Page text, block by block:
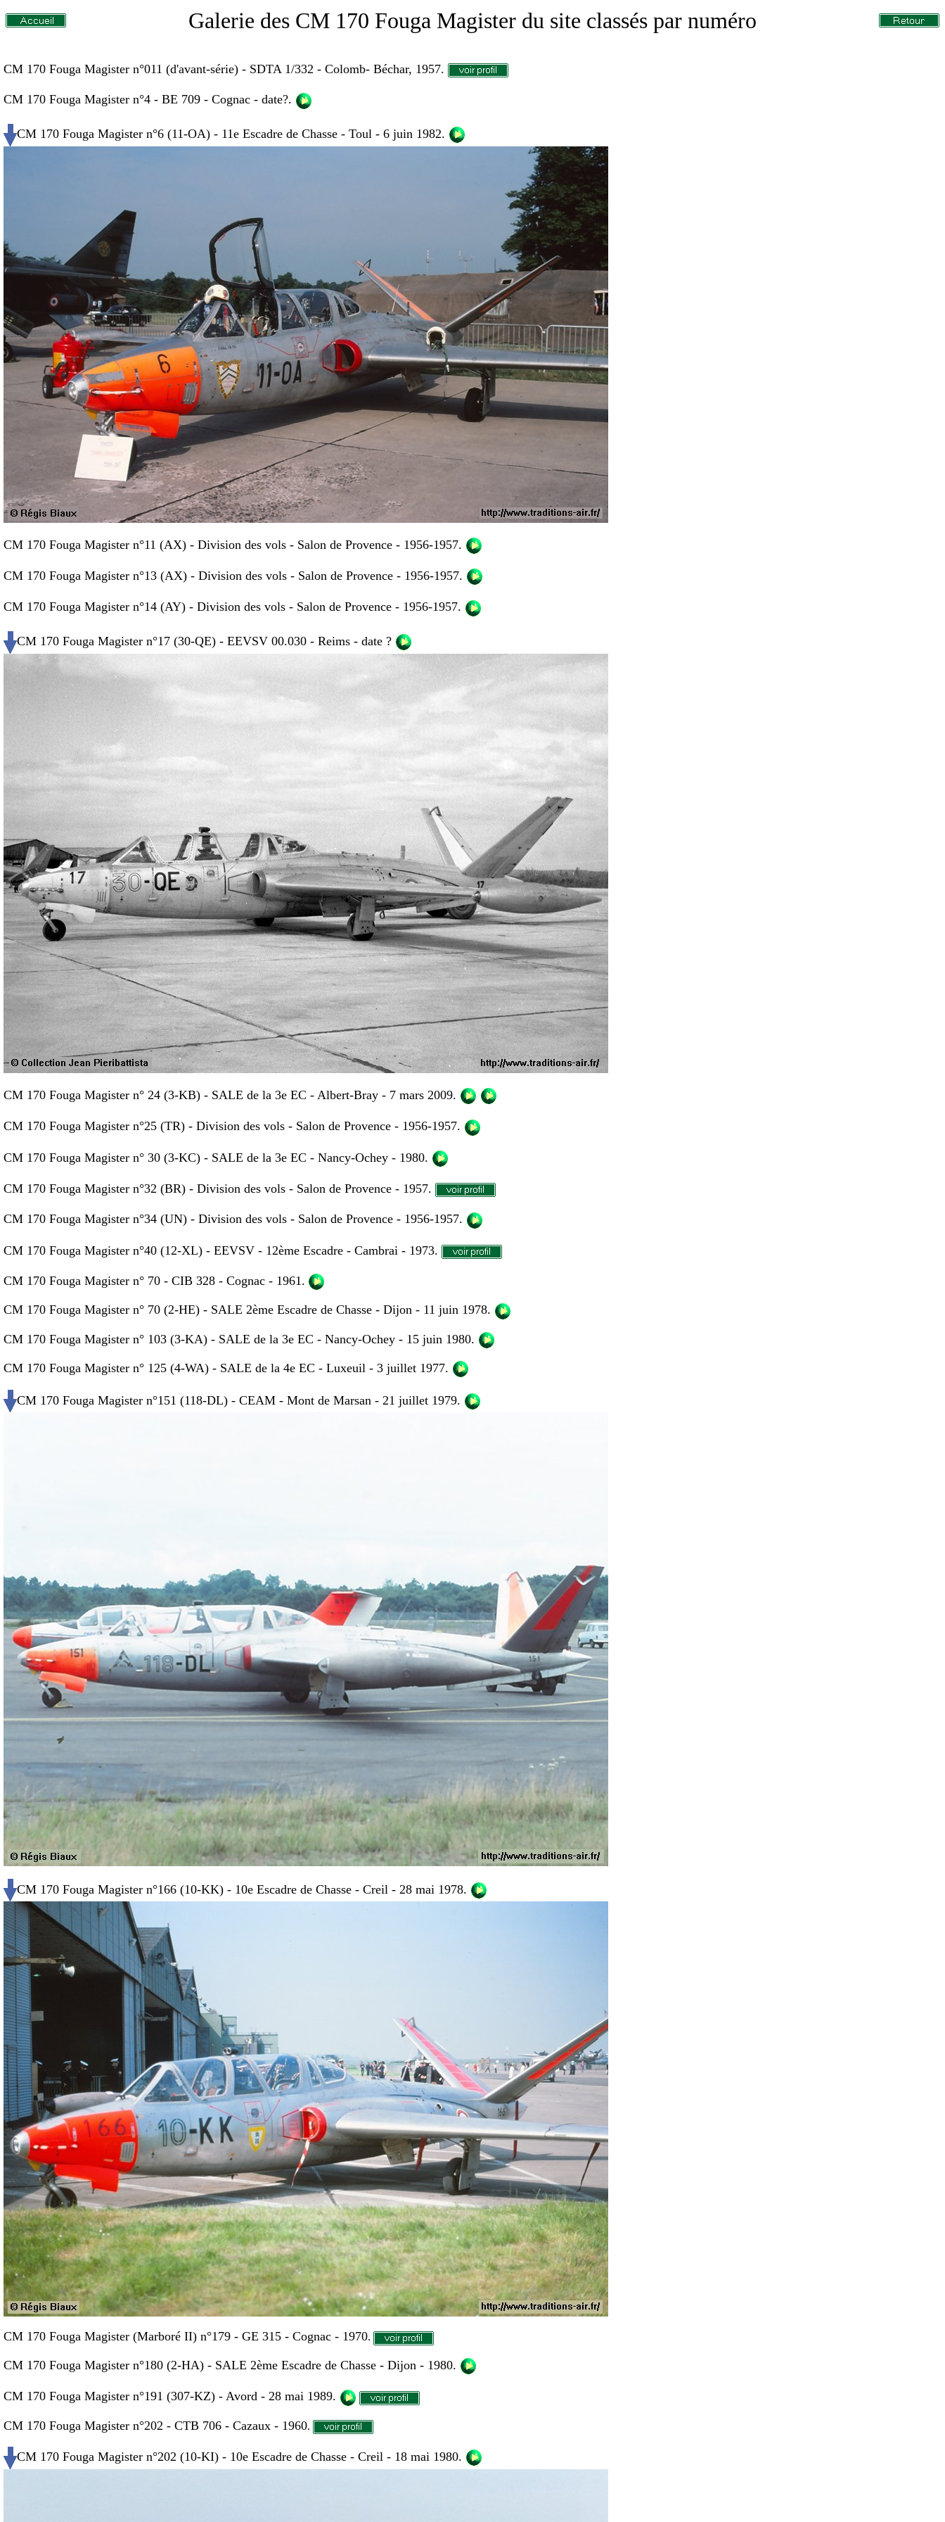
Galerie des CM 170 Fouga Magister du site classés par numéro
CM 170 Fouga Magister n°011 (d'avant-série) - SDTA 1/332 - Colomb- Béchar, 1957.
CM 170 Fouga Magister n°4 - BE 709 - Cognac - date?.
CM 170 Fouga Magister n°6 (11-OA) - 11e Escadre de Chasse - Toul - 6 juin 1982.
CM 170 Fouga Magister n°11 (AX) - Division des vols - Salon de Provence - 1956-1957.
CM 170 Fouga Magister n°13 (AX) - Division des vols - Salon de Provence - 1956-1957.
CM 170 Fouga Magister n°14 (AY) - Division des vols - Salon de Provence - 1956-1957.
CM 170 Fouga Magister n°17 (30-QE) - EEVSV 00.030 - Reims - date ?
CM 170 Fouga Magister n° 24 (3-KB) - SALE de la 3e EC - Albert-Bray - 7 mars 2009.
CM 170 Fouga Magister n°25 (TR) - Division des vols - Salon de Provence - 1956-1957.
CM 170 Fouga Magister n° 30 (3-KC) - SALE de la 3e EC - Nancy-Ochey - 1980.
CM 170 Fouga Magister n°32 (BR) - Division des vols - Salon de Provence - 1957.
CM 170 Fouga Magister n°34 (UN) - Division des vols - Salon de Provence - 1956-1957.
CM 170 Fouga Magister n°40 (12-XL) - EEVSV - 12ème Escadre - Cambrai - 1973.
CM 170 Fouga Magister n° 70 - CIB 328 - Cognac - 1961.
CM 170 Fouga Magister n° 70 (2-HE) - SALE 2ème Escadre de Chasse - Dijon - 11 juin 1978.
CM 170 Fouga Magister n° 103 (3-KA) - SALE de la 3e EC - Nancy-Ochey - 15 juin 1980.
CM 170 Fouga Magister n° 125 (4-WA) - SALE de la 4e EC - Luxeuil - 3 juillet 1977.
CM 170 Fouga Magister n°151 (118-DL) - CEAM - Mont de Marsan - 21 juillet 1979.
CM 170 Fouga Magister n°166 (10-KK) - 10e Escadre de Chasse - Creil - 28 mai 1978.
CM 170 Fouga Magister (Marboré II) n°179 - GE 315 - Cognac - 1970.
CM 170 Fouga Magister n°180 (2-HA) - SALE 2ème Escadre de Chasse - Dijon - 1980.
CM 170 Fouga Magister n°191 (307-KZ) - Avord - 28 mai 1989.
CM 170 Fouga Magister n°202 - CTB 706 - Cazaux - 1960.
CM 170 Fouga Magister n°202 (10-KI) - 10e Escadre de Chasse - Creil - 18 mai 1980.